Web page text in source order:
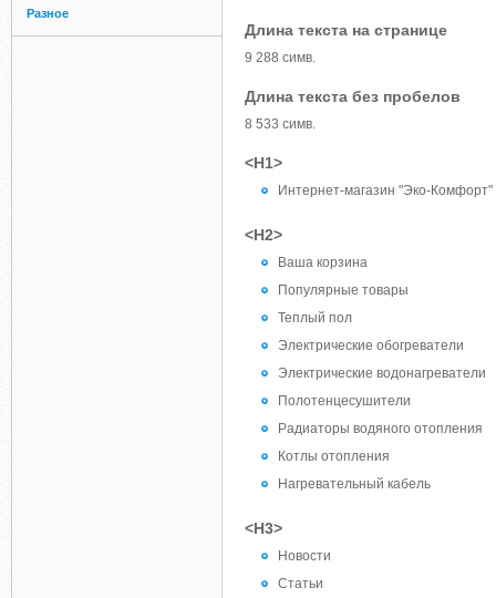
Разное
Длина текста на странице
9 288 симв.
Длина текста без пробелов
8 533 симв.
<H1>
Интернет-магазин "Эко-Комфорт"
<H2>
Ваша корзина
Популярные товары
Теплый пол
Электрические обогреватели
Электрические водонагреватели
Полотенцесушители
Радиаторы водяного отопления
Котлы отопления
Нагревательный кабель
<H3>
Новости
Статьи